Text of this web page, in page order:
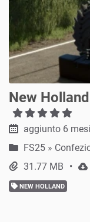
New
aggiunto 6
FS25 »
31.77 MB
NEW HOLLAND